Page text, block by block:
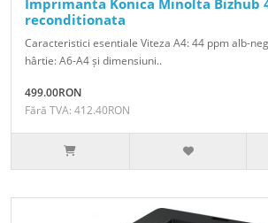
reconditionata
Caracteristici esentiale Viteza A4: 44 ppm alb-
hârtie: A6-A4 și dimensiuni..
499.00RON
Fără TVA: 412.40RON